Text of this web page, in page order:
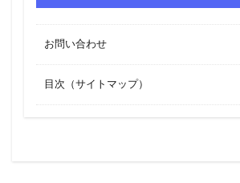
お問い合わせ
目次（サイトマップ）